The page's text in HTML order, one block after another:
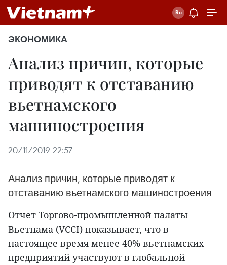
ЭКОНОМИКА
Анализ причин, которые
приводят к отставанию
вьетнамского
машиностроения
20/11/2019 22:57
Анализ причин, которые приводят к
отставанию вьетнамского машиностроения
Отчет Торгово-промышленной палаты
Вьетнама (VCCI) показывает, что в
настоящее время менее 40% вьетнамских
предприятий участвуют в глобальной